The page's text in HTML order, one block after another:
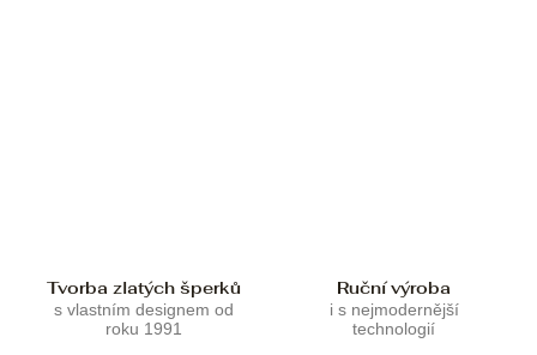
Tvorba zlatých šperků
s vlastním designem od
roku 1991
Ruční výroba
i s nejmodernější
technologií